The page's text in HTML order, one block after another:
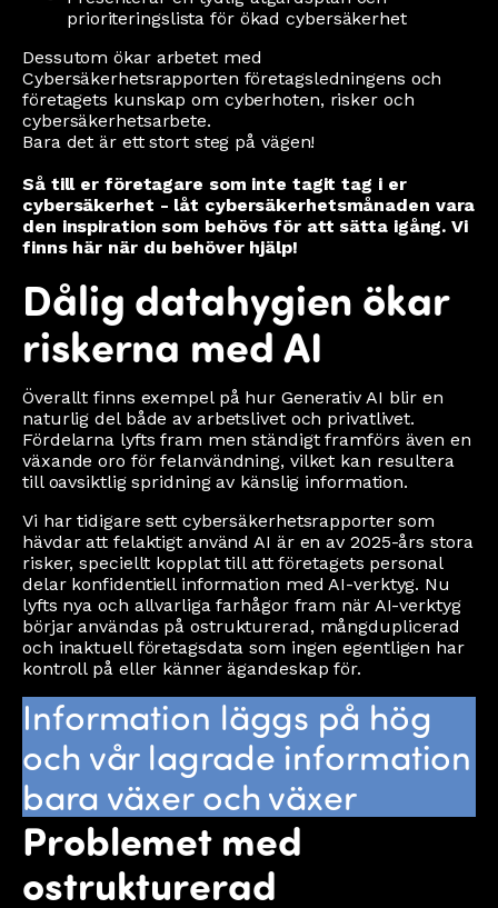
prioriteringslista för ökad cybersäkerhet
Dessutom ökar arbetet med
Cybersäkerhetsrapporten företagsledningens och
företagets kunskap om cyberhoten, risker och
cybersäkerhetsarbete.
Bara det är ett stort steg på vägen!
Så till er företagare som inte tagit tag i er
cybersäkerhet - låt cybersäkerhetsmånaden vara
den inspiration som behövs för att sätta igång. Vi
finns här när du behöver hjälp!
Dålig datahygien ökar
riskerna med AI
Överallt finns exempel på hur Generativ AI blir en
naturlig del både av arbetslivet och privatlivet.
Fördelarna lyfts fram men ständigt framförs även en
växande oro för felanvändning, vilket kan resultera
till oavsiktlig spridning av känslig information.
Vi har tidigare sett cybersäkerhetsrapporter som
hävdar att felaktigt använd AI är en av 2025-års stora
risker, speciellt kopplat till att företagets personal
delar konfidentiell information med AI-verktyg. Nu
lyfts nya och allvarliga farhågor fram när AI-verktyg
börjar användas på ostrukturerad, mångduplicerad
och inaktuell företagsdata som ingen egentligen har
kontroll på eller känner ägandeskap för.
Information läggs på hög
och vår lagrade information
bara växer och växer
Problemet med
ostrukturerad